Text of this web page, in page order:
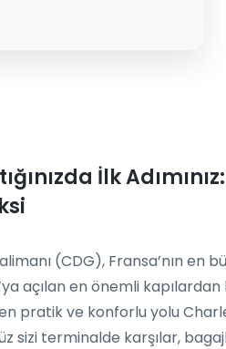
İlk
(CDG), Fransa’nın en
açılan en önemli
pratik ve konforlu yolu
sizi terminalde karşılar,